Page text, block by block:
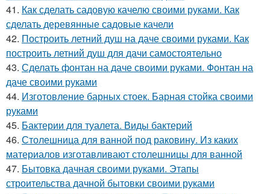
41. Как сделать садовую качелю своими руками. Как
сделать деревянные садовые качели
42. Построить летний душ на даче своими руками. Как
построить летний душ для дачи самостоятельно
43. Сделать фонтан на даче своими руками. Фонтан на
даче своими руками
44. Изготовление барных стоек. Барная стойка своими
руками
45. Бактерии для туалета. Виды бактерий
46. Столешница для ванной под раковину. Из каких
материалов изготавливают столешницы для ванной
47. Бытовка дачная своими руками. Этапы
строительства дачной бытовки своими руками